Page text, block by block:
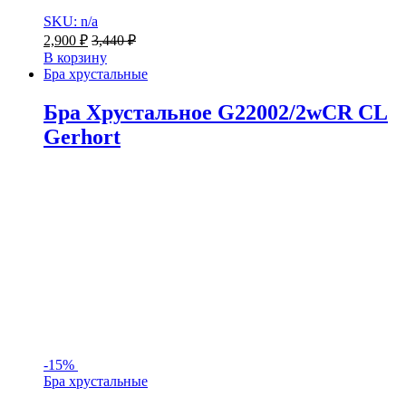
SKU: n/a
2,900 ₽ 3,440₽
В корзину
Бра хрустальные
Бра Хрустальное G22002/2wCR CL
Gerhort
-15%
Бра хрустальные